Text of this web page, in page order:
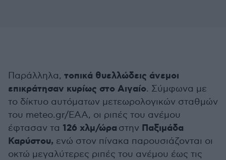
Παράλληλα, τοπικά θυελλώδεις άνεμοι
επικράτησαν κυρίως στο Αιγαίο. Σύμφωνα με
το δίκτυο αυτόματων μετεωρολογικών σταθμών
του meteo.gr/ΕΑΑ, οι ριπές του ανέμου
έφτασαν τα 126 χλμ/ώρα στην Παξιμάδα
Καρύστου, ενώ στον πίνακα παρουσιάζονται οι
οκτώ μεγαλύτερες ριπές του ανέμου έως τις